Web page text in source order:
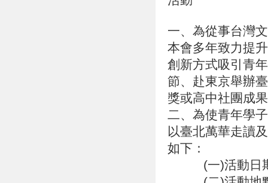
一、為從事台灣
本會多年致力提
創新方式吸引青
節、赴東京舉辦
獎或高中社團成
二、為使青年學
以臺北萬華走讀
如下：
(一)活動日期